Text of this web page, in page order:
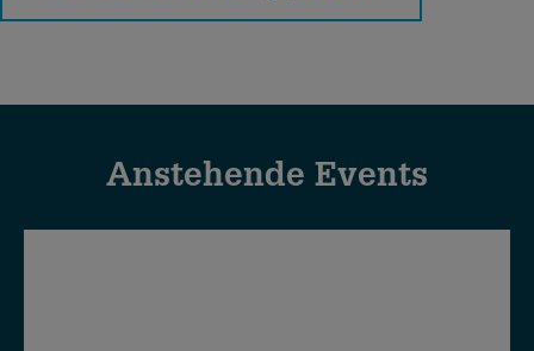
Anstehende Events